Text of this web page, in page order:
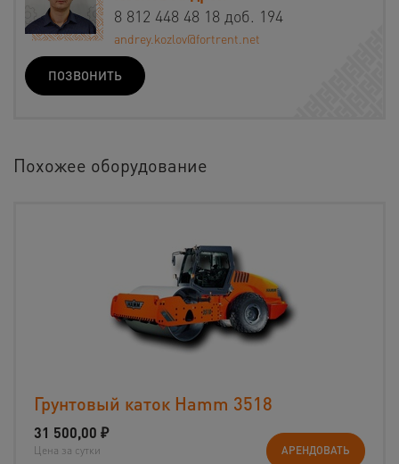
8 812 448 48 18 доб. 194
andrey.kozlov@fortrent.net
ПОЗВОНИТЬ
Похожее оборудование
Грунтовый каток Hamm 3518
31 500,00 ₽
Цена за сутки АРЕНДОВАТЬ